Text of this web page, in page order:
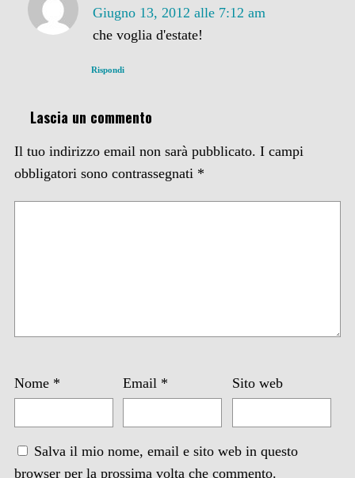
Giugno 13, 2012 alle 7:12 am
che voglia d'estate!
Rispondi
Lascia un commento
Il tuo indirizzo email non sarà pubblicato. I campi
obbligatori sono contrassegnati *
Nome * Email * Sito web
Salva il mio nome, email e sito web in questo
browser per la prossima volta che commento.